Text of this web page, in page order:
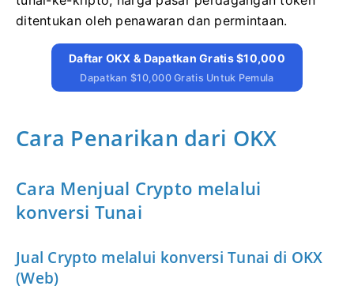
ditentukan oleh penawaran dan permintaan.
Daftar OKX & Dapatkan Gratis $10,000
Dapatkan $10,000 Gratis Untuk Pemula
Cara Penarikan dari OKX
Cara Menjual Crypto melalui
konversi Tunai
Jual Crypto melalui konversi Tunai di OKX
(Web)